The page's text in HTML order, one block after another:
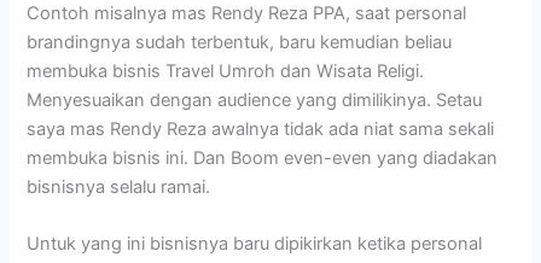
Contoh misalnya mas Rendy Reza PPA, saat personal
brandingnya sudah terbentuk, baru kemudian beliau
membuka bisnis Travel Umroh dan Wisata Religi.
Menyesuaikan dengan audience yang dimilikinya. Setau
saya mas Rendy Reza awalnya tidak ada niat sama sekali
membuka bisnis ini. Dan Boom even-even yang diadakan
bisnisnya selalu ramai.
Untuk yang ini bisnisnya baru dipikirkan ketika personal